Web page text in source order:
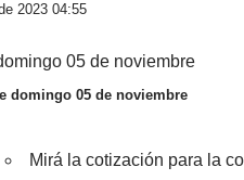
2023 04:55
domingo 05 de noviembre
Mirá la cotización para la